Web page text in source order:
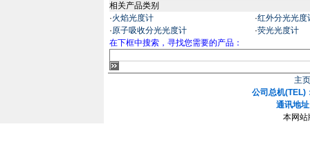
相关产品类别
·火焰光度计 ·红外分光光度
·原子吸收分光光度计 ·荧光光度计
在下框中搜索，寻找您需要的产品：
主
公司总机
通讯地
本网